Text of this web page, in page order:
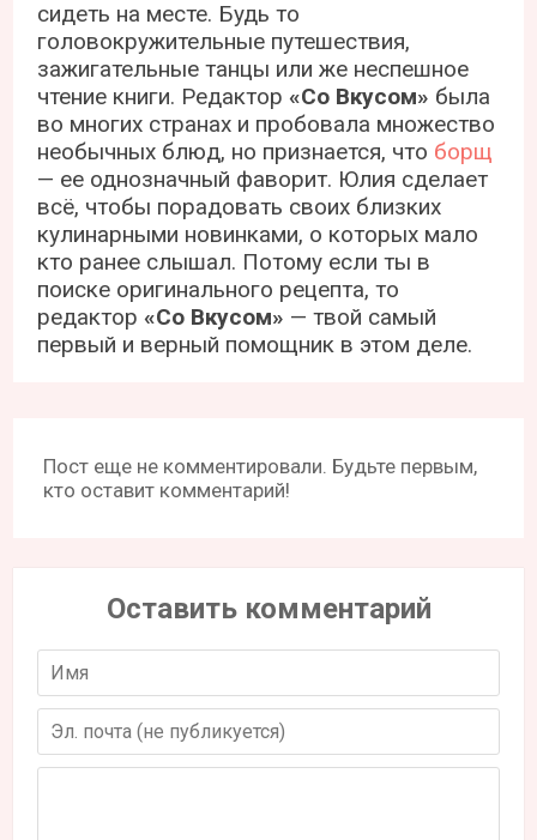
сидеть на месте. Будь то
головокружительные путешествия,
зажигательные танцы или же неспешное
чтение книги. Редактор«Со Вкусом» была
во многих странах и пробовала множество
необычных блюд, но признается, что борщ
— ее однозначный фаворит. Юлия сделает
всё, чтобы порадовать своих близких
кулинарными новинками, о которых мало
кто ранее слышал. Потому если ты в
поиске оригинального рецепта, то
редактор«Со Вкусом» — твой самый
первый и верный помощник в этом деле.
Пост еще не комментировали. Будьте первым,
кто оставит комментарий!
Оставить комментарий